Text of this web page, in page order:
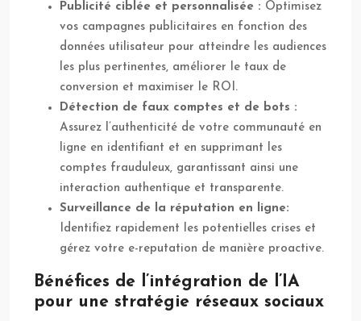
Publicité ciblée et personnalisée : Optimisez
vos campagnes publicitaires en fonction des
données utilisateur pour atteindre les audiences
les plus pertinentes, améliorer le taux de
conversion et maximiser le ROI.
Détection de faux comptes et de bots :
Assurez l’authenticité de votre communauté en
ligne en identifiant et en supprimant les
comptes frauduleux, garantissant ainsi une
interaction authentique et transparente.
Surveillance de la réputation en ligne:
Identifiez rapidement les potentielles crises et
gérez votre e-reputation de manière proactive.
Bénéfices de l’intégration de l’IA
pour une stratégie réseaux sociaux